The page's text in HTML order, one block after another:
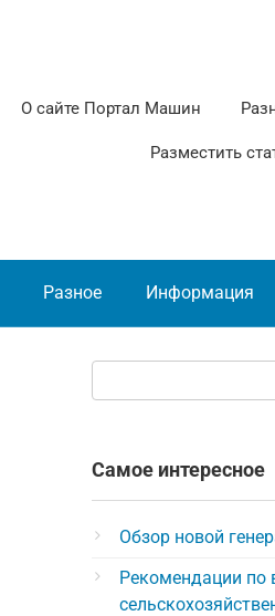
О сайте Портал Машин
Разместить
Разное Информация
Самое интересное
Обзор новой
Рекомендации по